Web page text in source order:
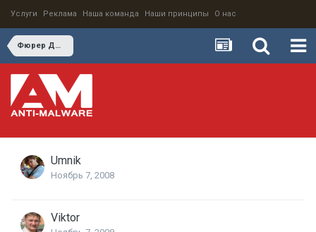
Услуги Реклама Наша команда Наши принципы О нас
Фюрер Джобс и продажи iPhone в России
Umnik
Ноябрь 7, 2008
Viktor